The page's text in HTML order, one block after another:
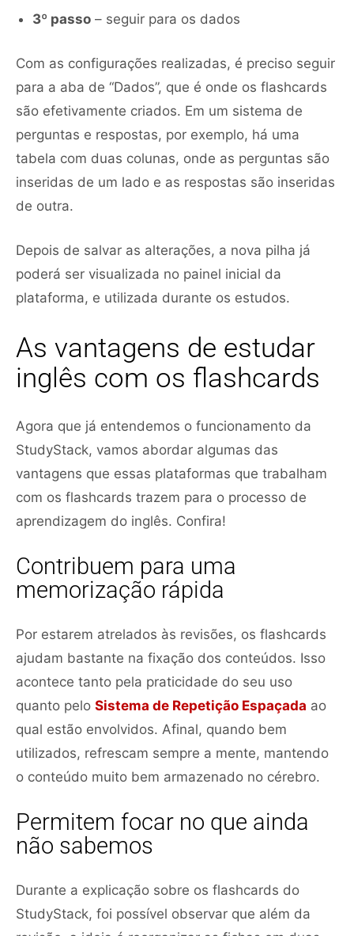
3º passo – seguir para os dados
Com as configurações realizadas, é preciso seguir
para a aba de “Dados”, que é onde os flashcards
são efetivamente criados. Em um sistema de
perguntas e respostas, por exemplo, há uma
tabela com duas colunas, onde as perguntas são
inseridas de um lado e as respostas são inseridas
de outra.
Depois de salvar as alterações, a nova pilha já
poderá ser visualizada no painel inicial da
plataforma, e utilizada durante os estudos.
As vantagens de estudar
inglês com os flashcards
Agora que já entendemos o funcionamento da
StudyStack, vamos abordar algumas das
vantagens que essas plataformas que trabalham
com os flashcards trazem para o processo de
aprendizagem do inglês. Confira!
Contribuem para uma
memorização rápida
Por estarem atrelados às revisões, os flashcards
ajudam bastante na fixação dos conteúdos. Isso
acontece tanto pela praticidade do seu uso
quanto pelo Sistema de Repetição Espaçada ao
qual estão envolvidos. Afinal, quando bem
utilizados, refrescam sempre a mente, mantendo
o conteúdo muito bem armazenado no cérebro.
Permitem focar no que ainda
não sabemos
Durante a explicação sobre os flashcards do
StudyStack, foi possível observar que além da